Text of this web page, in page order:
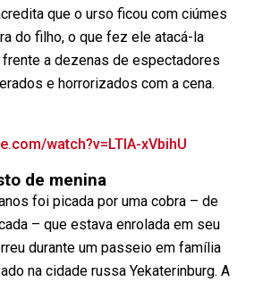
que o urso ficou com ciúmes
do filho, o que fez ele atacá-la
a dezenas de espectadores
e horrorizados com a cena.
watch?v=LTlA-xVbihU
de menina
foi picada por uma cobra – de
– que estava enrolada em seu
durante um passeio em família
na cidade russa Yekaterinburg. A